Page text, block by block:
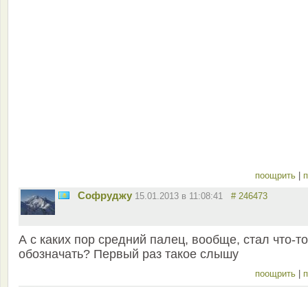
поощрить
Софруджу 15.01.2013 в 11:08:41 # 246473
А с каких пор средний палец, вообще, стал что-то
обозначать? Первый раз такое слышу
поощрить